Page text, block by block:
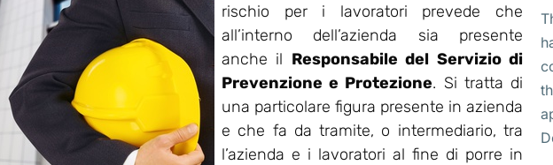
rischio per i lavoratori prevede che
all’interno dell’azienda sia presente
anche il Responsabile del Servizio di
Prevenzione e Protezione. Si tratta di
una particolare figura presente in azienda
e che fa da tramite, o intermediario, tra
l’azienda e i lavoratori al fine di porre in